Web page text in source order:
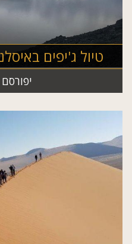
טיול ג'יפים